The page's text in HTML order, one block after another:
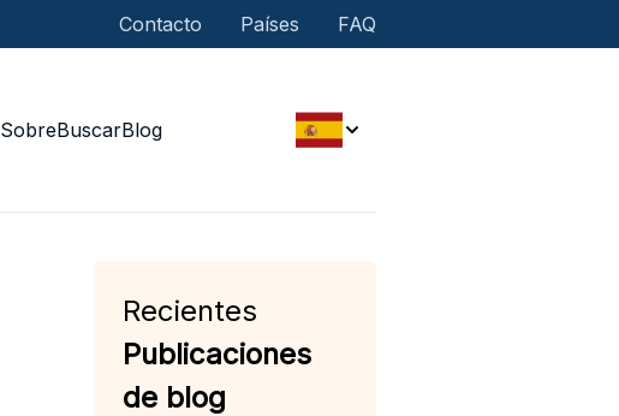
Contacto Países FAQ
SobreBuscarBlog
Recientes
Publicaciones
de blog